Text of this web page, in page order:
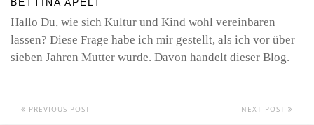
Hallo Du, wie sich Kultur und Kind wohl vereinbaren
lassen? Diese Frage habe ich mir gestellt, als ich vor über
sieben Jahren Mutter wurde. Davon handelt dieser Blog.
PREVIOUS POST NEXT POST